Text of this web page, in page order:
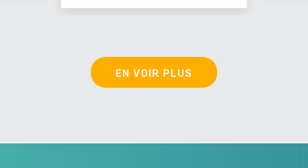
EN VOIR PLUS